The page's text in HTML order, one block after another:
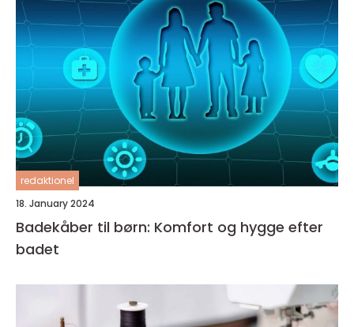
redaktionel
18. January 2024
Badekåber til børn: Komfort og hygge efter
badet